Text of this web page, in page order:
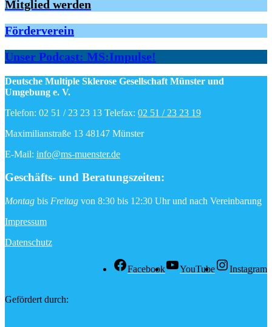
Mitglied werden
Förderverein
Unser Podcast: MS:Impulse!
Deutsche Multiple Sklerose Gesellschaft Münster und
Umgebung e. V.
Telefon: 02 51 / 23 23 13 Telefax: 02 51 / 23 23 19
Maximilianstraße 13 48147 Münster
E-Mail: info@ms-muenster.de
Geschäfts- und Beratungszeiten:
Montag bis Freitag von 8:30 bis 12:30 Uhr und nach Vereinbarung
Impressum
Datenschutz
Facebook YouTube Instagram
Gefördert durch: